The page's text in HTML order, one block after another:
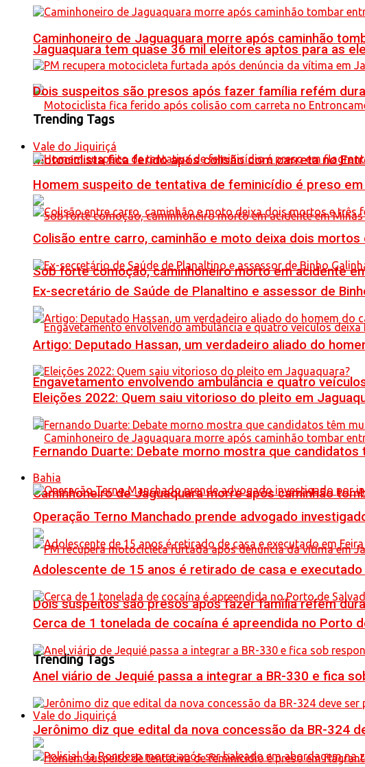
Jaguaquara tem quase 36 mil eleitores aptos para as
Motociclista fica ferido após colisão com carreta no
Sob forte comoção, caminhoneiro morto em acidente
Engavetamento envolvendo ambulância e quatro
Caminhoneiro de Jaguaquara morre após caminhão
Dois suspeitos são presos após fazer família refém
Trending Tags
Vale do Jiquiriçá
Caminhoneiro de Jaguaquara morre após caminhão
Dois suspeitos são presos após fazer família refém
Trending Tags
Vale do Jiquiriçá
Homem suspeito de tentativa de feminicídio é preso
Colisão entre carro, caminhão e moto deixa dois
Ex-secretário de Saúde de Planaltino e assessor de
Artigo: Deputado Hassan, um verdadeiro aliado do
Eleições 2022: Quem saiu vitorioso do pleito em
Fernando Duarte: Debate morno mostra que
Bahia
Operação Terno Manchado prende advogado
Adolescente de 15 anos é retirado de casa e
Cerca de 1 tonelada de cocaína é apreendida no Porto
Anel viário de Jequié passa a integrar a BR-330 e fica
Jerônimo diz que edital da nova concessão da BR-324